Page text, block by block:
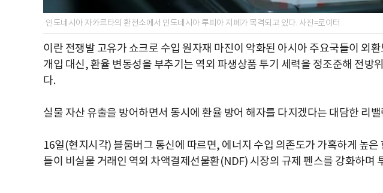
인도네시아 자카르타의 환전소에서 인도네시아 루피아 지폐가 목격되고 있다. 사진=로이터
이란 전쟁발 고유가 쇼크로 수입 원자재 마진이 악화된 아시아 주요국들이 외
개입 대신, 환율 변동성을 부추기는 역외 파생상품 투기 세력을 정조준해 전방
다.
실물 자산 유출을 방어하면서 동시에 환율 방어 해자를 다지겠다는 대담한 리
16일(현지시각) 블룸버그 통신에 따르면, 에너지 수입 의존도가 가혹하게 높
들이 비실물 거래인 역외 차액결제선물환(NDF) 시장의 규제 펜스를 강화하며